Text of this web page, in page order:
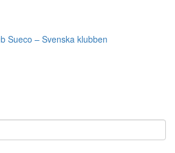
Sueco – Svenska klubben